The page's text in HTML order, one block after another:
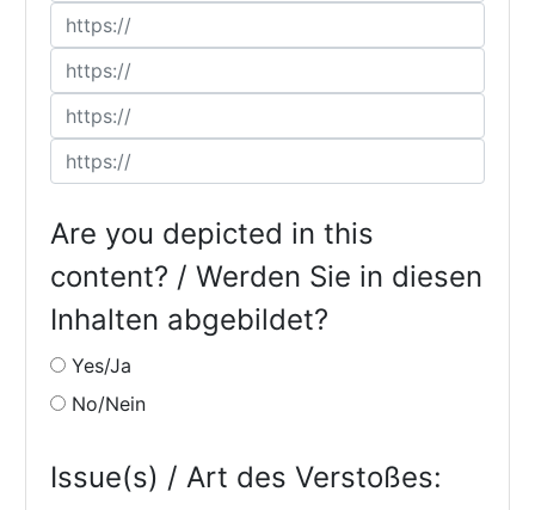
Are you depicted in this
content? / Werden Sie in diesen
Inhalten abgebildet?
Yes/Ja
No/Nein
Issue(s) / Art des Verstoßes: